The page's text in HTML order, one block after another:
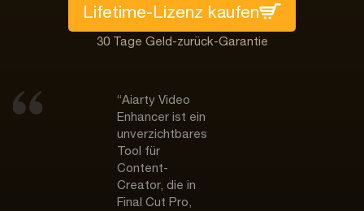
Lifetime-Lizenz kaufen
30 Tage Geld-zurück-Garantie
“Aiarty Video
Enhancer ist ein
unverzichtbares
Tool für
Content-
Creator, die in
Final Cut Pro,